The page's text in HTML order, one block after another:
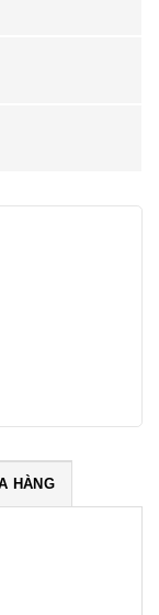
HÀNG